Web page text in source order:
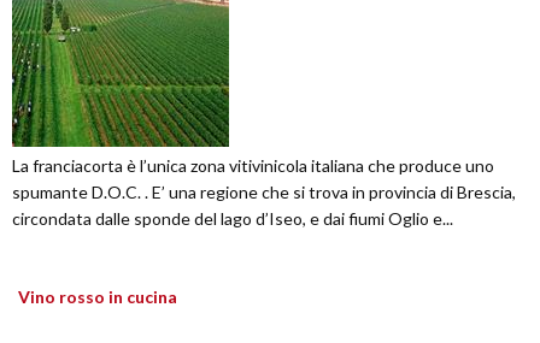
La franciacorta è l’unica zona vitivinicola italiana che produce uno
spumante D.O.C. . E’ una regione che si trova in provincia di Brescia,
circondata dalle sponde del lago d’Iseo, e dai fiumi Oglio e...
Vino rosso in cucina